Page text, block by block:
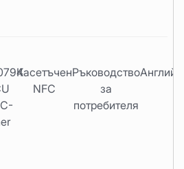
Касетъчен
NFC
Ръководство
за
потребителя